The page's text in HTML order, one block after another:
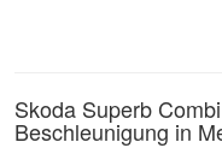
Skoda Superb
Beschleunigung in